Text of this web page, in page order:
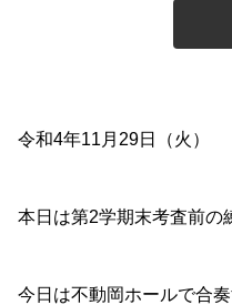
令和4年11月29日（火）
本日は第2学期末考査前の
今日は不動岡ホールで合